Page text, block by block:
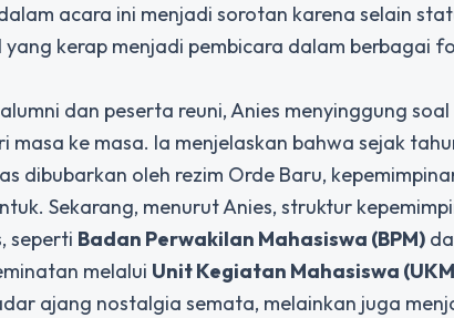
acara ini menjadi sorotan karena selain
kerap menjadi pembicara dalam berbagai
dan peserta reuni, Anies menyinggung soal
ke masa. Ia menjelaskan bahwa sejak
dibubarkan oleh rezim Orde Baru,
Sekarang, menurut Anies, struktur
seperti Badan Perwakilan Mahasiswa (BPM)
melalui Unit Kegiatan Mahasiswa
ajang nostalgia semata, melainkan juga